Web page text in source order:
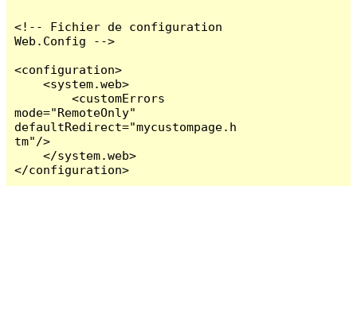
<!-- Fichier de configuration
Web.Config -->
<configuration>
    <system.web>
        <customErrors
mode="RemoteOnly"
defaultRedirect="mycustompage.h
tm"/>
    </system.web>
</configuration>